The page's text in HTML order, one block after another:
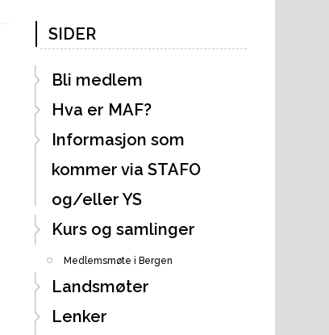
SIDER
Bli medlem
Hva er MAF?
Informasjon som
kommer via STAFO
og/eller YS
Kurs og samlinger
Medlemsmøte i Bergen
Landsmøter
Lenker